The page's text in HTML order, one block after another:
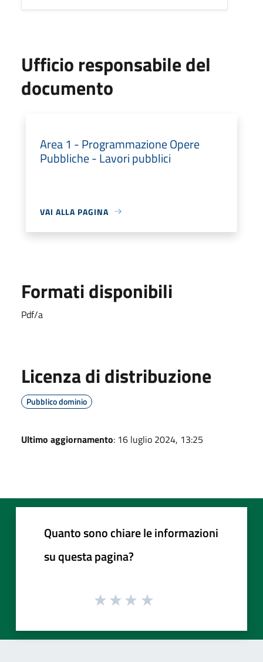
Ufficio responsabile del
documento
Area 1 - Programmazione Opere
Pubbliche - Lavori pubblici
VAI ALLA PAGINA
Formati disponibili
Pdf/a
Licenza di distribuzione
Pubblico dominio
Ultimo aggiornamento: 16 luglio 2024, 13:25
Quanto sono chiare le informazioni
su questa pagina?